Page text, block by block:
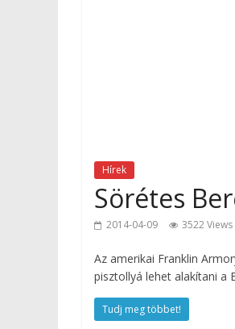
Hírek
Sörétes
2014-04-09 3522 Views
Az amerikai Franklin
pisztollyá lehet alakítani a
Tudj meg többet!